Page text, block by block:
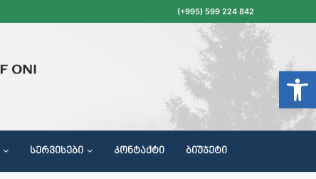
(+995) 599 224 842
ᲡᲔᲠᲕᲘᲡᲔᲑᲘ ᲙᲝᲜᲢᲐᲥᲢᲘ ᲑᲘᲣᲯᲔᲢᲘ